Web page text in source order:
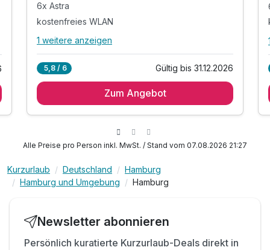
6x Astra
kostenfreies WLAN
Alle Inklusivleistungen
1 x reichhaltiges Frühstück vom Buffet
inkl. City Tax
1 weitere anzeigen
5,8 / 6 Gültig bis 31.12.2026
Zum Angebot
Alle Preise pro Person inkl. MwSt. / Stand vom 07.08.2026 21:27
Kurzurlaub Deutschland
Hamburg
Hamburg und Umgebung
Hamburg
Newsletter abonnieren
Persönlich kuratierte Kurzurlaub-Deals direkt in